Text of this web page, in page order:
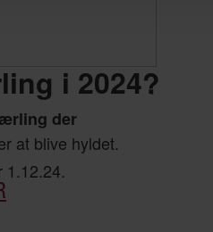
i 2024?
der
at blive hyldet.
1.12.24.